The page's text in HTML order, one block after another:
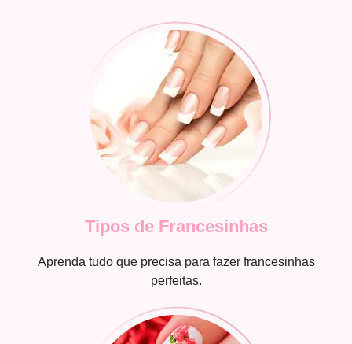
Tipos de Francesinhas
Aprenda tudo que precisa para fazer francesinhas
perfeitas.